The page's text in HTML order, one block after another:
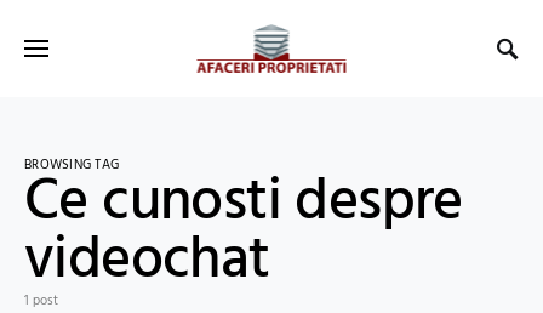
BROWSING TAG
Ce cunosti despre
videochat
1 post